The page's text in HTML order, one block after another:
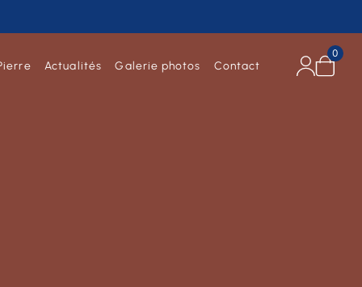
Actualités Galerie photos Contact
0